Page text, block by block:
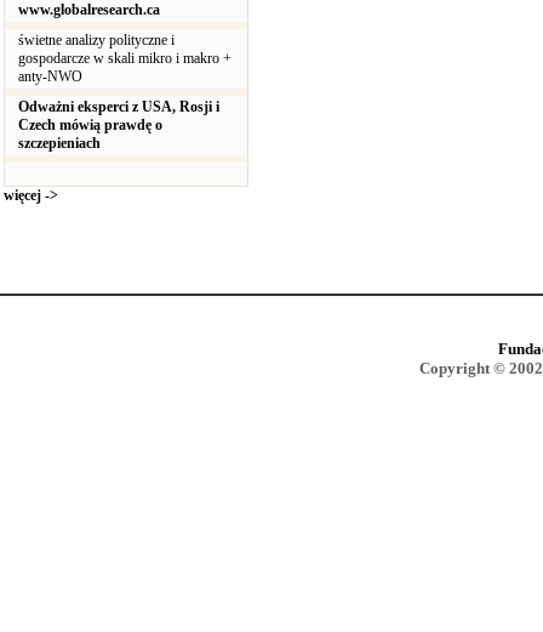
www.globalresearch.ca
świetne analizy polityczne i
gospodarcze w skali mikro i makro +
anty-NWO
Odważni eksperci z USA, Rosji i
Czech mówią prawdę o
szczepieniach
więcej ->
Copyright ©